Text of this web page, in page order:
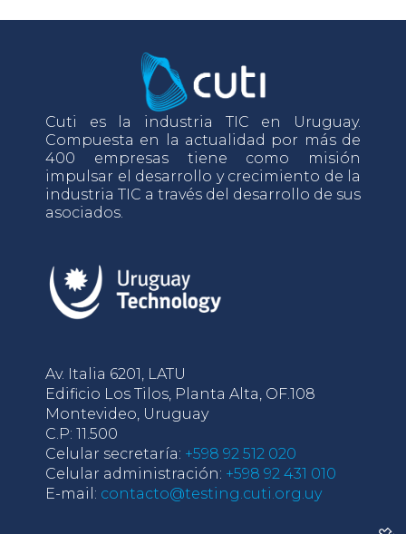
Cuti es la industria TIC en Uruguay.
Compuesta en la actualidad por más de
400 empresas tiene como misión
impulsar el desarrollo y crecimiento de la
industria TIC a través del desarrollo de sus
asociados.
Av. Italia 6201, LATU
Edificio Los Tilos, Planta Alta, OF.108
Montevideo, Uruguay
C.P: 11.500
Celular secretaría: +598 92 512 020
Celular administración: +598 92 431 010
E-mail: contacto@testing.cuti.org.uy